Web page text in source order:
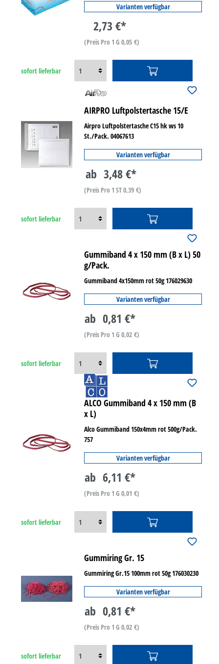
Varianten verfügbar
2,73 €*
(Preis Pro 1 G 0,05 €)
sofort lieferbar
AIRPRO Luftpolstertasche 15/E
Airpro Luftpolstertasche C15 hk ws 10
St./Pack. 04067613
Varianten verfügbar
ab 3,48 €*
(Preis Pro 1 ST 0,39 €)
sofort lieferbar
Gummiband 4 x 150 mm (B x L) 50
g/Pack.
Gummiband 4x150mm rot 50g 176029630
Varianten verfügbar
ab 0,81 €*
(Preis Pro 1 G 0,02 €)
sofort lieferbar
ALCO Gummiband 4 x 150 mm (B
x L)
Alco Gummiband 150x4mm rot 500g/Pack.
757
Varianten verfügbar
ab 6,11 €*
(Preis Pro 1 G 0,01 €)
sofort lieferbar
Gummiring Gr. 15
Gummiring Gr.15 100mm rot 50g 176030230
Varianten verfügbar
ab 0,81 €*
(Preis Pro 1 G 0,02 €)
sofort lieferbar